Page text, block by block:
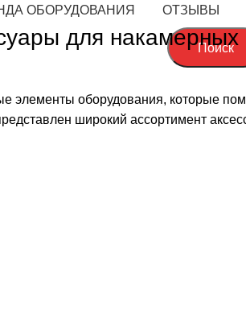
ОБОРУДОВАНИЯ ОТЗЫВЫ
Поиск
для
элементы оборудования, которые
широкий ассортимент